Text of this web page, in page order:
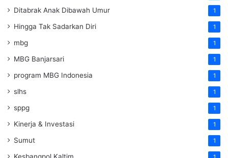
Ditabrak Anak Dibawah Umur 1
Hingga Tak Sadarkan Diri 1
mbg 1
MBG Banjarsari 1
program MBG Indonesia 1
slhs 1
sppg 1
Kinerja & Investasi 1
Sumut 1
Kesbangpol Kaltim